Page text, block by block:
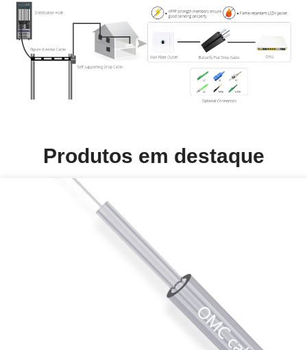
Produtos em destaque